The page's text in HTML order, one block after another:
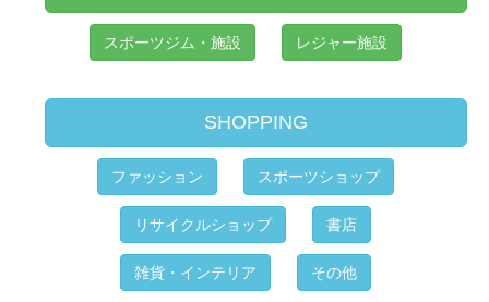
スポーツジム・施設 レジャー施設
SHOPPING
ファッション スポーツショップ
リサイクルショップ 書店
雑貨・インテリア その他